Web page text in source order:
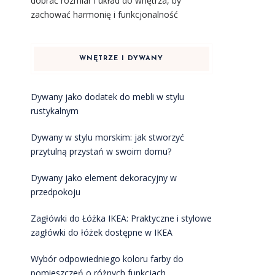
zachować harmonię i funkcjonalność
WNĘTRZE I DYWANY
Dywany jako dodatek do mebli w stylu
rustykalnym
Dywany w stylu morskim: jak stworzyć
przytulną przystań w swoim domu?
Dywany jako element dekoracyjny w
przedpokoju
Zagłówki do Łóżka IKEA: Praktyczne i stylowe
zagłówki do łóżek dostępne w IKEA
Wybór odpowiedniego koloru farby do